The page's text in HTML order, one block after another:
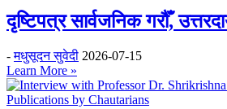
दृष्टिपत्र सार्वजनिक गरौँ,
-मधुसूदन सुवेदी 2026-07-15
Learn More »
Publications by Chautarians